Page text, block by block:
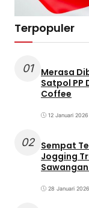
Terpopuler
01
Merasa
Satpol PP
Coffee
12 Januari 2026
02 Sempat
Jogging
28 Januari 2026